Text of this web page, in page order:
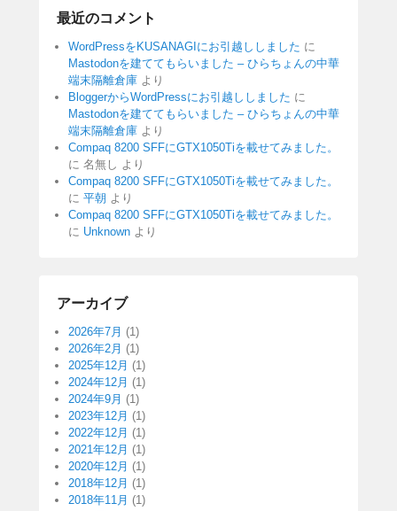
最近のコメント
WordPressをKUSANAGIにお引越ししました に
Mastodonを建ててもらいました – ひらちょんの中華
端末隔離倉庫 より
BloggerからWordPressにお引越ししました に
Mastodonを建ててもらいました – ひらちょんの中華
端末隔離倉庫 より
Compaq 8200 SFFにGTX1050Tiを載せてみました。
に 名無し より
Compaq 8200 SFFにGTX1050Tiを載せてみました。
に 平朝 より
Compaq 8200 SFFにGTX1050Tiを載せてみました。
に Unknown より
アーカイブ
2026年7月 (1)
2026年2月 (1)
2025年12月 (1)
2024年12月 (1)
2024年9月 (1)
2023年12月 (1)
2022年12月 (1)
2021年12月 (1)
2020年12月 (1)
2018年12月 (1)
2018年11月 (1)